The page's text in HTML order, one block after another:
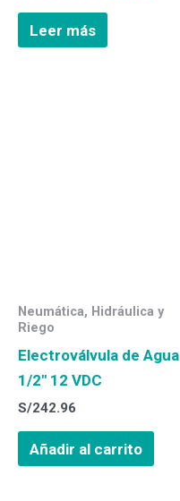
Leer más
Neumática, Hidráulica y
Riego
Electroválvula de Agua
1/2″ 12 VDC
S/242.96
Añadir al carrito